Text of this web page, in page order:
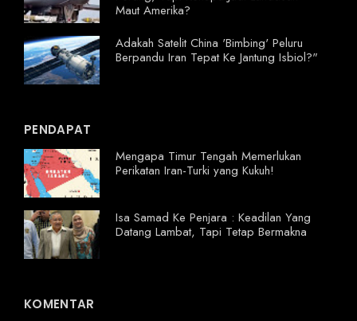
Maut Amerika?
Adakah Satelit China 'Bimbing' Peluru
Berpandu Iran Tepat Ke Jantung Isbiol?"
PENDAPAT
Mengapa Timur Tengah Memerlukan
Perikatan Iran-Turki yang Kukuh!
Isa Samad Ke Penjara : Keadilan Yang
Datang Lambat, Tapi Tetap Bermakna
KOMENTAR